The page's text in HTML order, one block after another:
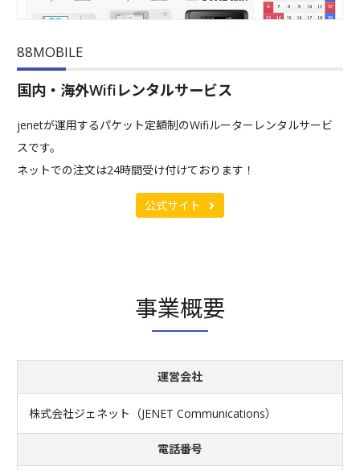
88MOBILE
国内・海外Wifiレンタルサービス
jenetが運用するパケット定額制のWifiルーターレンタルサービ
スです。
ネットでの注文は24時間受け付けております！
公式サイト
事業概要
運営会社
株式会社ジェネット（JENET Communications）
電話番号